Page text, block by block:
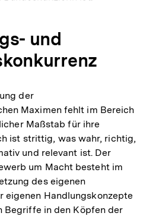
und
der
Maximen fehlt im Bereich
Maßstab für ihre
ist strittig, was wahr, richtig,
und relevant ist. Der
um Macht besteht im
des eigenen
eigenen Handlungskonzepte
Begriffe in den Köpfen der